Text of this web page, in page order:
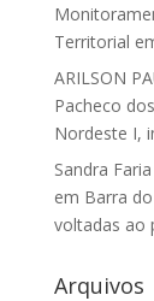
Territorial
ARILSON
Pacheco
Nordeste I,
Sandra
em Barra
voltadas ao
Arquivos